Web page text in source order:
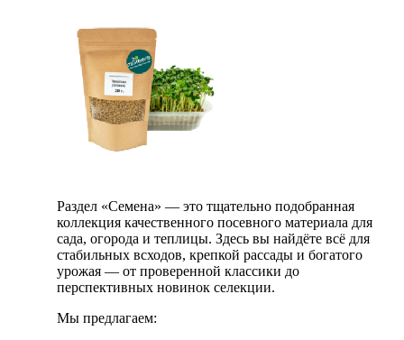
Раздел «Семена» — это тщательно подобранная
коллекция качественного посевного материала для
сада, огорода и теплицы. Здесь вы найдёте всё для
стабильных всходов, крепкой рассады и богатого
урожая — от проверенной классики до
перспективных новинок селекции.
Мы предлагаем: